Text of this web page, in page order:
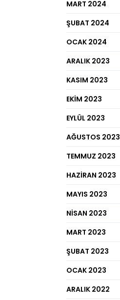
MART 2024
ŞUBAT 2024
OCAK 2024
ARALIK 2023
KASIM 2023
EKIM 2023
EYLÜL 2023
AĞUSTOS 2023
TEMMUZ 2023
HAZIRAN 2023
MAYIS 2023
NISAN 2023
MART 2023
ŞUBAT 2023
OCAK 2023
ARALIK 2022